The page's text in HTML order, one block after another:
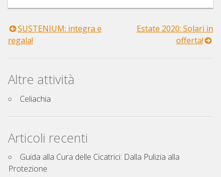
Navigazione
SUSTENIUM: integra e
regala!
Estate 2020: Solari in
offerta!
Altre attività
Celiachia
Articoli recenti
Guida alla Cura delle Cicatrici: Dalla Pulizia alla
Protezione